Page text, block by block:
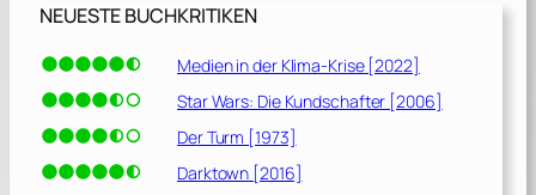
NEUESTE BUCHKRITIKEN
Medien in der Klima-Krise [2022]
Star Wars: Die Kundschafter [2006]
Der Turm [1973]
Darktown [2016]